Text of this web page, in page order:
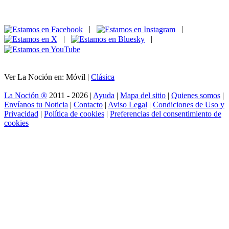
|
|
|
|
Ver La Noción en: Móvil | Clásica
La Noción ® 2011 - 2026 | Ayuda | Mapa del sitio | Quienes somos |
Envíanos tu Noticia | Contacto | Aviso Legal | Condiciones de Uso y
Privacidad | Política de cookies | Preferencias del consentimiento de
cookies